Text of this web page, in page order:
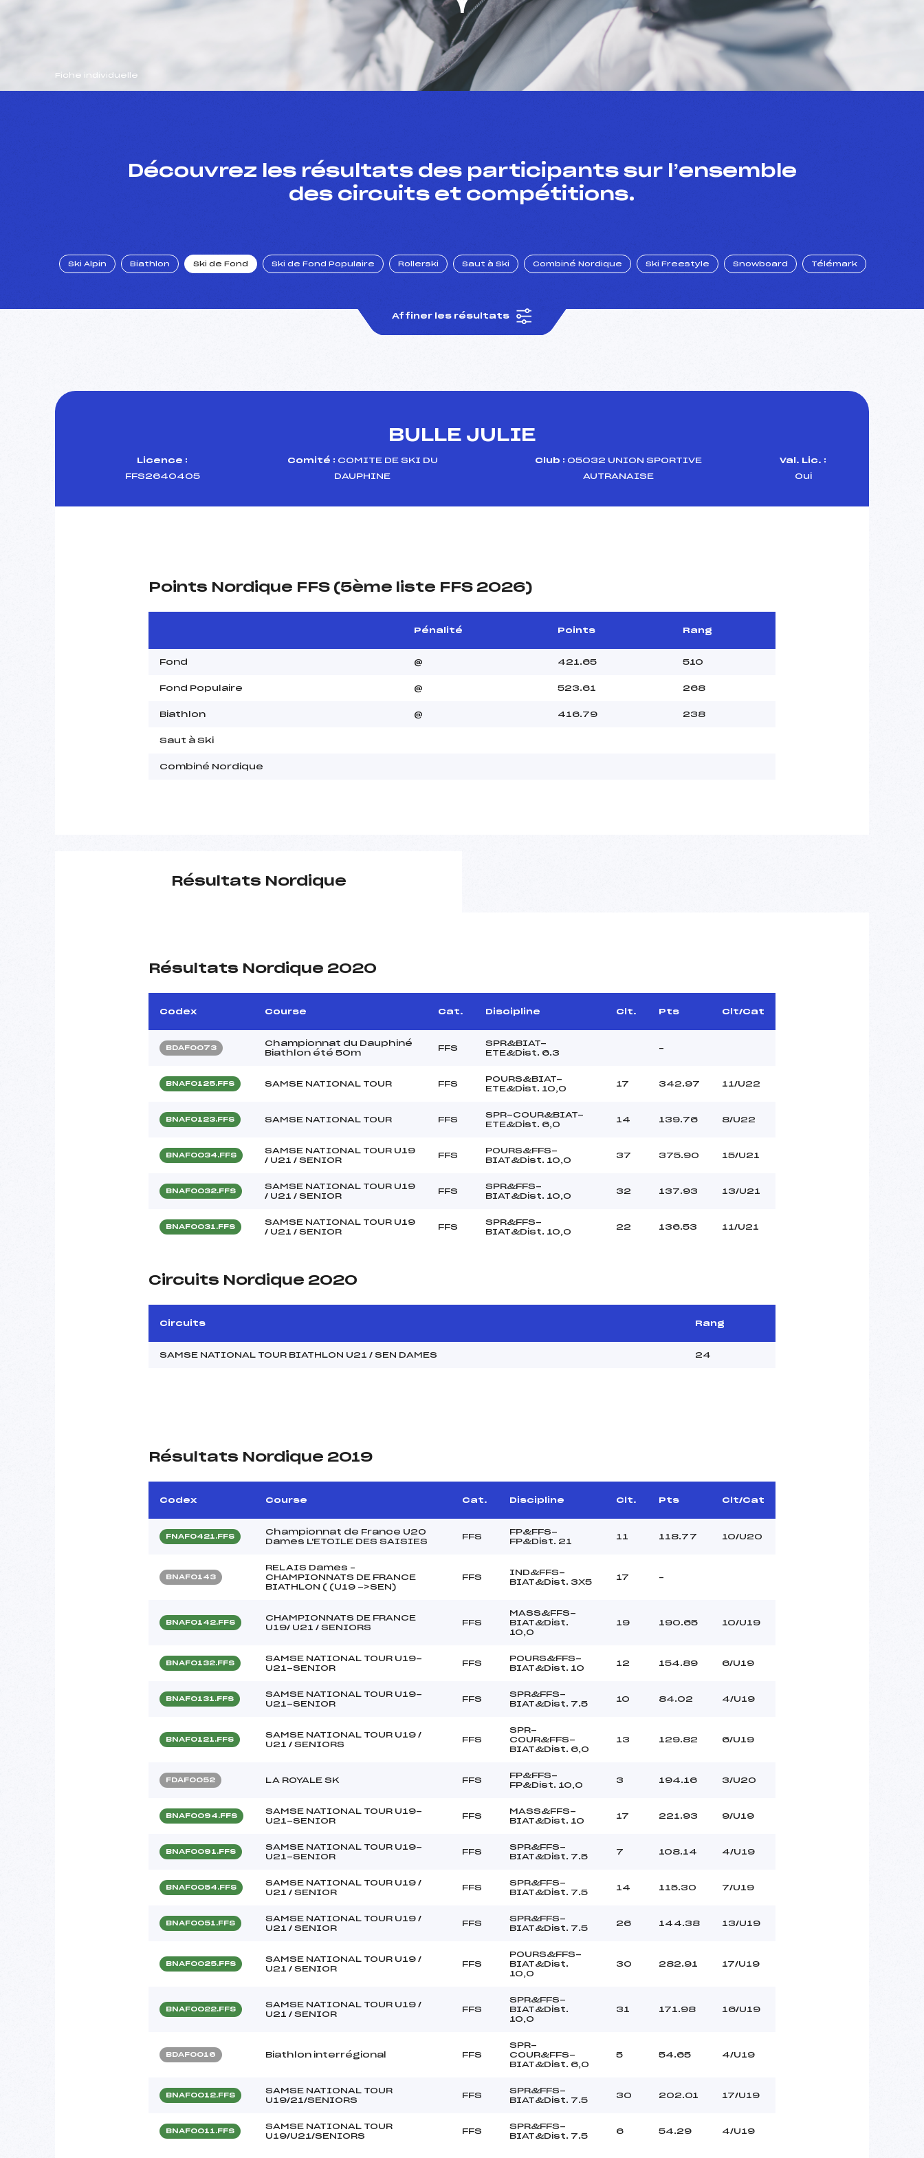
Fiche individuelle
Découvrez les résultats des participants sur l’ensemble
des circuits et compétitions.
Ski Alpin Biathlon Ski de Fond Ski de Fond Populaire Rollerski Saut à Ski Combiné Nordique Ski Freestyle Snowboard Télémark
Affiner les résultats
BULLE JULIE
Licence :
FFS2640405
Comité : COMITE DE SKI DU
DAUPHINE
Club : 05032 UNION SPORTIVE
AUTRANAISE
Val. Lic. :
Oui
Points Nordique FFS (5ème liste FFS 2026)
Pénalité Points Rang
Fond @ 421.65 510
Fond Populaire @ 523.61 268
Biathlon @ 416.79 238
Saut à Ski
Combiné Nordique
Résultats Nordique
Résultats Nordique 2020
Codex Course Cat. Discipline Clt. Pts Clt/Cat
BDAF0073
Championnat du Dauphiné
Biathlon été 50m
FFS
SPR&BIAT-
ETE&Dist. 6.3
–
BNAF0125.FFS SAMSE NATIONAL TOUR FFS
POURS&BIAT-
ETE&Dist. 10,0
17 342.97 11/U22
BNAF0123.FFS SAMSE NATIONAL TOUR FFS
SPR-COUR&BIAT-
ETE&Dist. 6,0
14 139.76 8/U22
BNAF0034.FFS
SAMSE NATIONAL TOUR U19
/ U21 / SENIOR
FFS
POURS&FFS-
BIAT&Dist. 10,0
37 375.90 15/U21
BNAF0032.FFS
SAMSE NATIONAL TOUR U19
/ U21 / SENIOR
FFS
SPR&FFS-
BIAT&Dist. 10,0
32 137.93 13/U21
BNAF0031.FFS
SAMSE NATIONAL TOUR U19
/ U21 / SENIOR
FFS
SPR&FFS-
BIAT&Dist. 10,0
22 136.53 11/U21
Circuits Nordique 2020
Circuits Rang
SAMSE NATIONAL TOUR BIATHLON U21 / SEN DAMES 24
Résultats Nordique 2019
Codex Course Cat. Discipline Clt. Pts Clt/Cat
FNAF0421.FFS
Championnat de France U20
Dames L'ETOILE DES SAISIES
FFS
FP&FFS-
FP&Dist. 21
11 118.77 10/U20
BNAF0143
RELAIS Dames –
CHAMPIONNATS DE FRANCE
BIATHLON ( (U19 ->SEN)
FFS
IND&FFS-
BIAT&Dist. 3X5
17 –
BNAF0142.FFS
CHAMPIONNATS DE FRANCE
U19/ U21 / SENIORS
FFS
MASS&FFS-
BIAT&Dist.
10,0
19 190.65 10/U19
BNAF0132.FFS
SAMSE NATIONAL TOUR U19-
U21-SENIOR
FFS
POURS&FFS-
BIAT&Dist. 10
12 154.89 6/U19
BNAF0131.FFS
SAMSE NATIONAL TOUR U19-
U21-SENIOR
FFS
SPR&FFS-
BIAT&Dist. 7.5
10 84.02 4/U19
BNAF0121.FFS
SAMSE NATIONAL TOUR U19 /
U21 / SENIORS
FFS
SPR-
COUR&FFS-
BIAT&Dist. 6,0
13 129.82 6/U19
FDAF0052 LA ROYALE SK FFS
FP&FFS-
FP&Dist. 10,0
3 194.16 3/U20
BNAF0094.FFS
SAMSE NATIONAL TOUR U19-
U21-SENIOR
FFS
MASS&FFS-
BIAT&Dist. 10
17 221.93 9/U19
BNAF0091.FFS
SAMSE NATIONAL TOUR U19-
U21-SENIOR
FFS
SPR&FFS-
BIAT&Dist. 7.5
7 108.14 4/U19
BNAF0054.FFS
SAMSE NATIONAL TOUR U19 /
U21 / SENIOR
FFS
SPR&FFS-
BIAT&Dist. 7.5
14 115.30 7/U19
BNAF0051.FFS
SAMSE NATIONAL TOUR U19 /
U21 / SENIOR
FFS
SPR&FFS-
BIAT&Dist. 7.5
26 144.38 13/U19
BNAF0025.FFS
SAMSE NATIONAL TOUR U19 /
U21 / SENIOR
FFS
POURS&FFS-
BIAT&Dist.
10,0
30 282.91 17/U19
BNAF0022.FFS
SAMSE NATIONAL TOUR U19 /
U21 / SENIOR
FFS
SPR&FFS-
BIAT&Dist.
10,0
31 171.98 16/U19
BDAF0016 Biathlon interrégional FFS
SPR-
COUR&FFS-
BIAT&Dist. 6,0
5 54.65 4/U19
BNAF0012.FFS
SAMSE NATIONAL TOUR
U19/21/SENIORS
FFS
SPR&FFS-
BIAT&Dist. 7.5
30 202.01 17/U19
BNAF0011.FFS
SAMSE NATIONAL TOUR
U19/U21/SENIORS
FFS
SPR&FFS-
BIAT&Dist. 7.5
6 54.29 4/U19